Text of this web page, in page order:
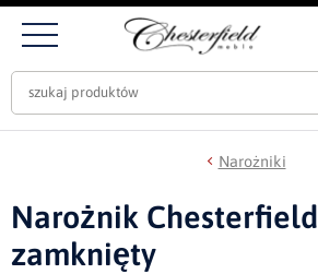
Narożniki
Narożnik
zamknięty